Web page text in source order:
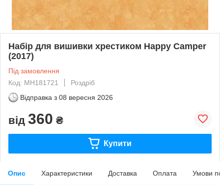
Набір для вишивки хрестиком Happy Camper
(2017)
Під замовлення
Код: MH181721
Роздріб
Відправка з 08 вересня 2026
від 360 ₴
Купити
Опис Характеристики Доставка Оплата Умови